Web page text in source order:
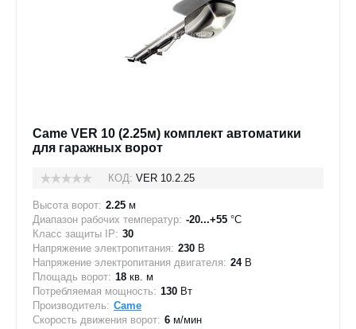
Came VER 10 (2.25м) комплект автоматики
для гаражных ворот
КОД: VER 10.2.25
Высота ворот: 2.25 м
Диапазон рабочих температур: -20...+55 °C
Класс защиты IP: 30
Напряжение электропитания: 230 В
Напряжение электропитания двигателя: 24В
Площадь ворот: 18 кв. м
Потребляемая мощность: 130 Вт
Производитель: Came
Скорость движения ворот: 6 м/мин